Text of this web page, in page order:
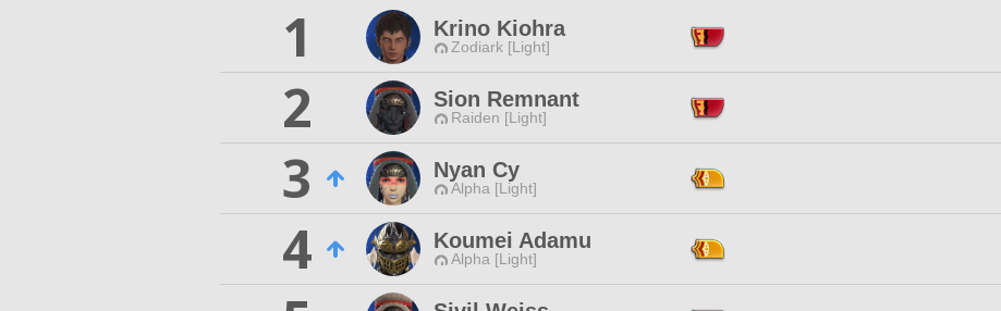
1 Krino Kiohra
Zodiark [Light]
2
Sion Remnant
Raiden [Light]
3
Nyan Cy
Alpha [Light]
4
Koumei Adamu
Alpha [Light]